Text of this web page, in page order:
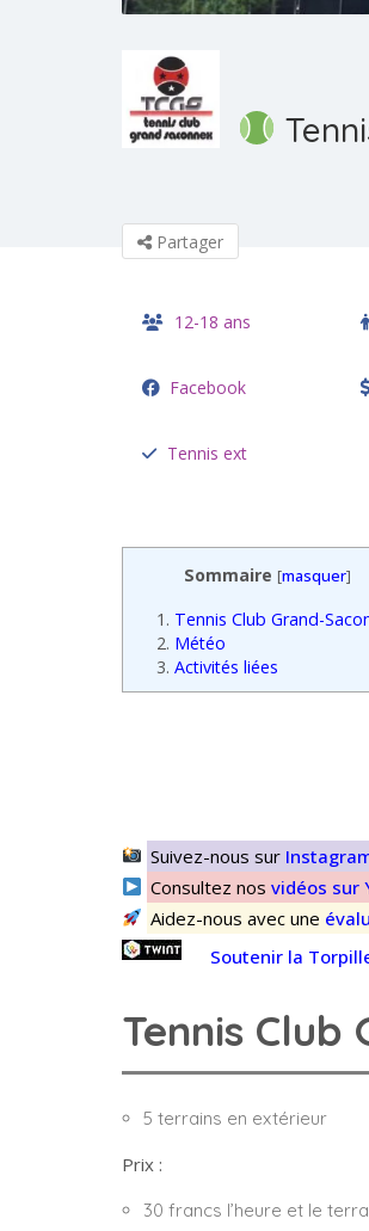
Partager
12-18 ans
Facebook
Tennis ext
Sommaire [masquer]
1. Tennis Club Grand-
2. Météo
3. Activités liées
Suivez-nous sur
Consultez nosvidéos sur
Aidez-nous avec une
Soutenir la
Tennis Club
5 terrains en extérieur
Prix :
30 francs l’heure et le